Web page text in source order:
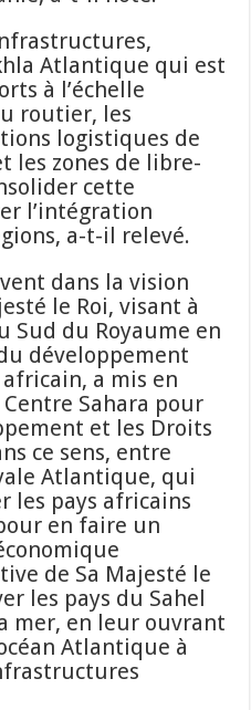
Atlantique qui est
à l’échelle
routier, les
logistiques de
les zones de libre-
cette
l’intégration
a-t-il relevé.
dans la vision
le Roi, visant à
Sud du Royaume en
développement
a mis en
Sahara pour
et les Droits
ce sens, entre
Atlantique, qui
les pays africains
en faire un
de Sa Majesté le
les pays du Sahel
mer, en leur ouvrant
Atlantique à